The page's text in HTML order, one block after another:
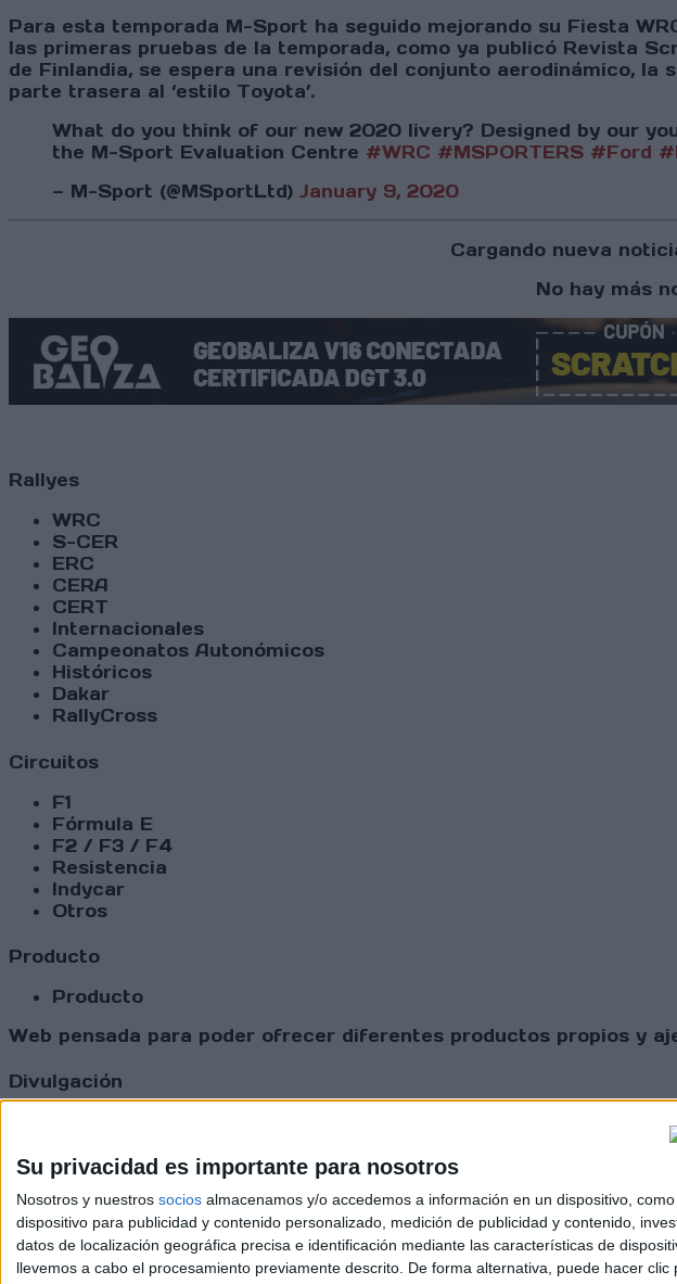
Su privacidad es importante para nosotros
Nosotros y nuestros socios almacenamos y/o accedemos a información en un dispositivo,
dispositivo para publicidad y contenido personalizado, medición de publicidad y contenido,
datos de localización geográfica precisa e identificación mediante las características de
llevemos a cabo el procesamiento previamente descrito. De forma alternativa, puede hacer
Para esta temporada M-Sport ha seguido mejorando su Fiesta
las primeras pruebas de la temporada, como ya publicó Revista
de Finlandia, se espera una revisión del conjunto aerodinámico,
parte trasera al ‘estilo Toyota’.
What do you think of our new 2020 livery? Designed by our
the M-Sport Evaluation Centre #WRC #MSPORTERS #Ford
— M-Sport (@MSportLtd) January 9, 2020
Cargando nueva
No hay más
Rallyes
WRC
S-CER
ERC
CERA
CERT
Internacionales
Campeonatos Autonómicos
Históricos
Dakar
RallyCross
Circuitos
F1
Fórmula E
F2 / F3 / F4
Resistencia
Indycar
Otros
Producto
Producto
Web pensada para poder ofrecer diferentes productos propios y
Divulgación
Comunicados
Vídeos (on boards)
Redes Sociales
2026 Revista Scratch |